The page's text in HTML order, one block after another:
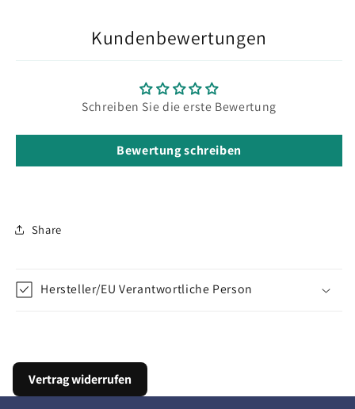
Kundenbewertungen
Schreiben Sie die erste Bewertung
Bewertung schreiben
Share
Hersteller/EU Verantwortliche Person
Vertrag widerrufen